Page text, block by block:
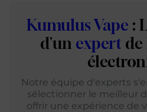
Kumulus Vape :
d'un expert de
Notre équipe d'experts
sélectionner le meilleur
offrir une expérience de